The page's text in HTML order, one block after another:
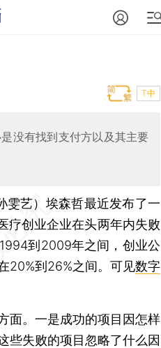
T中
没有找到支付方以及其主要
艺） 埃森哲最近发布了一
疗创业企业在头两年内失败
到2009年之间，创业公
20%到26%之间。可见数字
。一是成功的项目因怎样
些失败的项目忽略了什么因